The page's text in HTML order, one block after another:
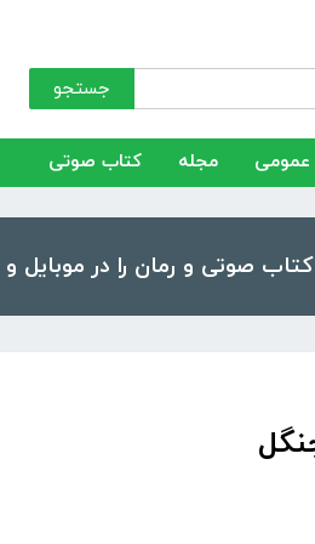
جستجو
عمومی مجله کتاب صوتی